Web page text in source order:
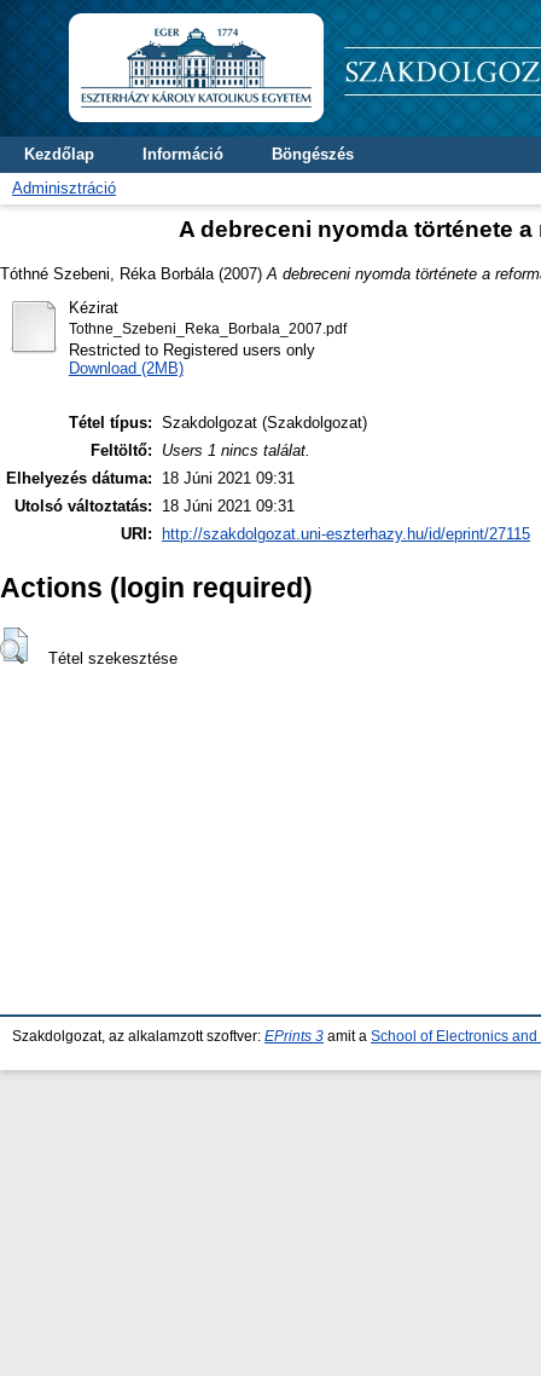
Kezdőlap Információ
Böngészés
Adminisztráció
A debreceni nyomda története
Tóthné Szebeni, Réka Borbála (2007) A debreceni nyomda története a
Kézirat
Tothne_Szebeni_Reka_Borbala_2007.pdf
Restricted to Registered users only
Download (2MB)
Tétel típus: Szakdolgozat (Szakdolgozat)
Feltöltő:
Users 1 nincs találat.
Elhelyezés dátuma:
18 Júni 2021 09:31
Utolsó változtatás:
18 Júni 2021 09:31
URI:
http://szakdolgozat.uni-eszterhazy.hu/id/eprint/27115
Actions (login required)
Tétel szekesztése
Szakdolgozat, az alkalamzott szoftver: EPrints 3 amit a School of Electronics